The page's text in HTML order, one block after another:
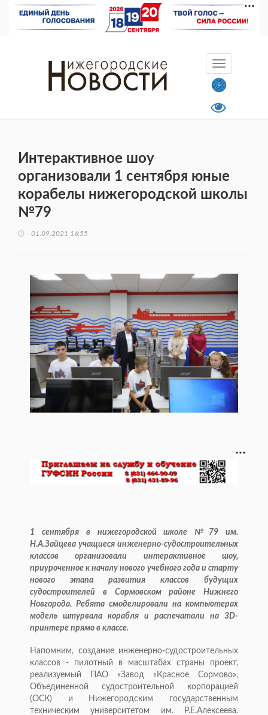
Интерактивное шоу
организовали 1 сентября юные
корабелы нижегородской школы
№79
01.09.2021 16:55
1 сентября в нижегородской школе №79 им.
Н.А.Зайцева учащиеся инженерно-судостроительных
классов организовали интерактивное шоу,
приуроченное к началу нового учебного года и старту
нового этапа развития классов будущих
судостроителей в Сормовском районе Нижнего
Новгорода. Ребята смоделировали на компьютерах
модель штурвала корабля и распечатали на 3D-
принтере прямо в классе.
Напомним, создание инженерно-судостроительных
классов - пилотный в масштабах страны проект,
реализуемый ПАО «Завод «Красное Сормово»,
Объединенной судостроительной корпорацией
(ОСК) и Нижегородским государственным
техническим университетом им. Р.Е.Алексеева.